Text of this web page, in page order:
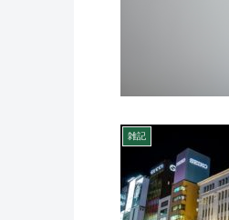
雑記